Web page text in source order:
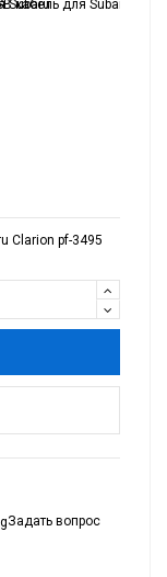
Clarion pf-3495
Задать вопрос